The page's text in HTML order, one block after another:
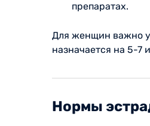
препаратах.
Для женщин важно
назначается на 5-7
Нормы